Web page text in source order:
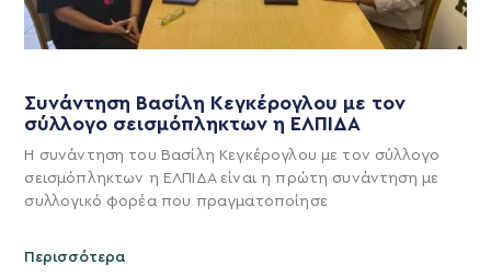
Συνάντηση Βασίλη Κεγκέρογλου με τον
σύλλογο σεισμόπληκτων η ΕΛΠΙΔΑ
Η συνάντηση του Βασίλη Κεγκέρογλου με τον σύλλογο
σεισμόπληκτων η ΕΛΠΙΔΑ είναι η πρώτη συνάντηση με
συλλογικό φορέα που πραγματοποίησε
Περισσότερα